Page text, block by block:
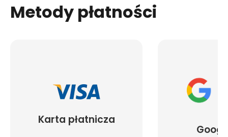
Metody płatności
Karta płatnicza